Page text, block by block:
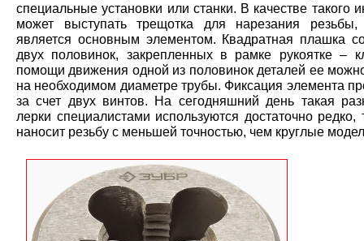
специальные установки или станки. В качестве такого
может выступать трещотка для нарезания резьбы,
является основным элементом. Квадратная плашка
двух половинок, закрепленных в рамке рукоятке –
помощи движения одной из половинок деталей ее
на необходимом диаметре трубы. Фиксация элемента
за счет двух винтов. На сегодняшний день такая
лерки специалистами используются достаточно редко,
наносит резьбу с меньшей точностью, чем круглые